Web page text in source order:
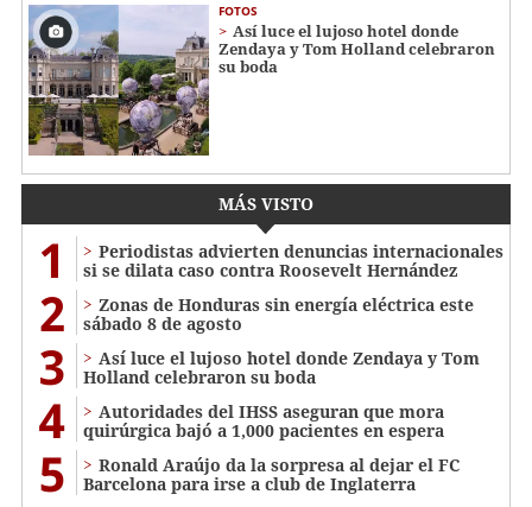
FOTOS
Así luce el lujoso hotel donde
Zendaya y Tom Holland celebraron
su boda
MÁS VISTO
1
Periodistas advierten denuncias internacionales
si se dilata caso contra Roosevelt Hernández
2
Zonas de Honduras sin energía eléctrica este
sábado 8 de agosto
3
Así luce el lujoso hotel donde Zendaya y Tom
Holland celebraron su boda
4
Autoridades del IHSS aseguran que mora
quirúrgica bajó a 1,000 pacientes en espera
5
Ronald Araújo da la sorpresa al dejar el FC
Barcelona para irse a club de Inglaterra